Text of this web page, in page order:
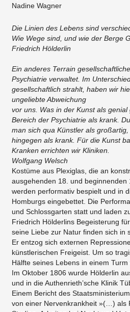
Nadine Wagner
Die Linien des Lebens sind
Wie Wege sind, und wie der Berge
Friedrich Hölderlin
Ein anderes Terrain
Psychiatrie verwaltet. Im
gesellschaftlich strahlt, haben wir
ungeliebte Abweichung
vor uns. Was in der Kunst als
Bereich der Psychiatrie als krank.
man sich qua Künstler als
hingegen als krank. Für die Kunst
Kranken errichten wir Kliniken.
Wolfgang Welsch
Kostüme aus Plexiglas, die an
ausgehenden 18. und beginnenden
werden performativ bespielt und in
Homburgs eingebettet. Die
und Schlossgarten statt und laden
Friedrich Hölderlins Begeisterung
seine Liebe zur Natur finden sich in
Er entzog sich externen
künstlerischen Freigeist. Um so
Hälfte seines Lebens in einem Turm
Im Oktober 1806 wurde Hölderlin
und in die Authenrieth’sche Klinik
Einem Bericht des
von einer Nervenkrankheit »(…) als